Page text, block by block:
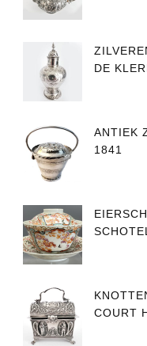
DE
ANTIEK
1841
COURT